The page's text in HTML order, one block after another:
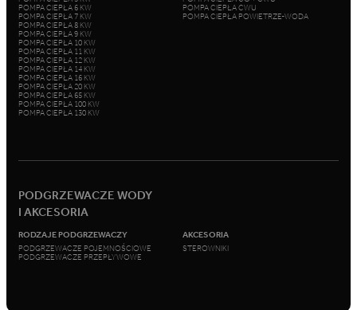
POMPA CIEPŁA 6 KW
POMPA CIEPŁA 7 KW
POMPA CIEPŁA 8 KW
POMPA CIEPŁA 9 KW
POMPA CIEPŁA 10 KW
POMPA CIEPŁA 11 KW
POMPA CIEPŁA 12 KW
POMPA CIEPŁA 14 KW
POMPA CIEPŁA 16 KW
POMPA CIEPŁA 20 KW
POMPA CIEPŁA 65 KW
POMPA CIEPŁA 100 KW
POMPA CIEPŁA 130 KW
POMPA CIEPŁA CWU
POMPA CIEPŁA POWIETRZE-WODA
PODGRZEWACZE WODY
I AKCESORIA
RODZAJE PODGRZEWACZY
PODGRZEWACZE POJEMNOŚCIOWE
PODGRZEWACZE PRZEPŁYWOWE
AKCESORIA
STEROWNIKI